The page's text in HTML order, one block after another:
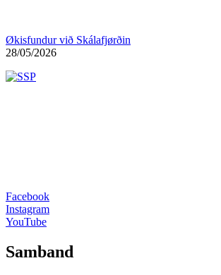
Økisfundur við Skálafjørðin
28/05/2026
Facebook
Instagram
YouTube
Samband